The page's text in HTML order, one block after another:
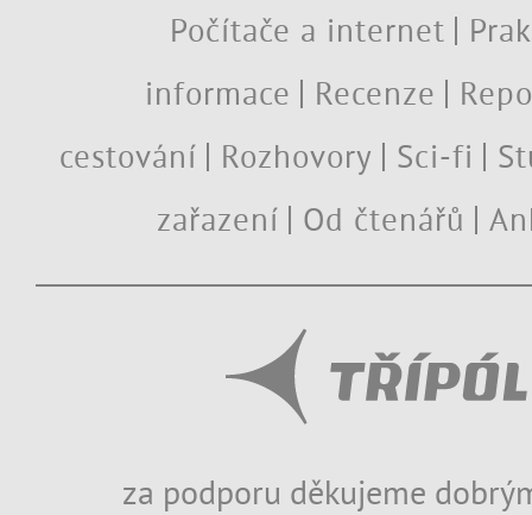
Počítače a internet
informace
Recenze
cestování
Rozhovory Sci-fi
zařazení
Od čtenářů
za podporu děkujeme